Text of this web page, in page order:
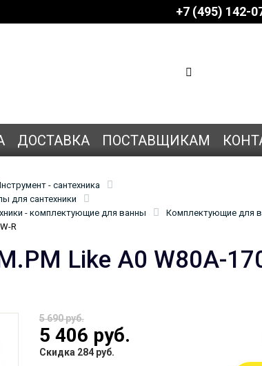
+7 (495) 142-
ДОСТАВКА ПОСТАВЩИКАМ
- сантехника
для сантехники
- комплектующие для ванны
Комплектующие для
R
Like A0 W80A-
5 690 руб.
5 406 руб.
Скидка 284 руб.